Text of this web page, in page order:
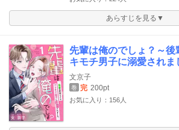
あらすじを見る▼
先輩は俺のでしょ？～
キモチ男子に溺愛されま
文京子
巻 完 200pt
お気に入り：156人